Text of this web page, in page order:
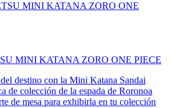
MINI KATANA ZORO ONE PIECE
destino con la Mini Katana Sandai
de colección de la espada de Roronoa
de mesa para exhibirla en tu colección